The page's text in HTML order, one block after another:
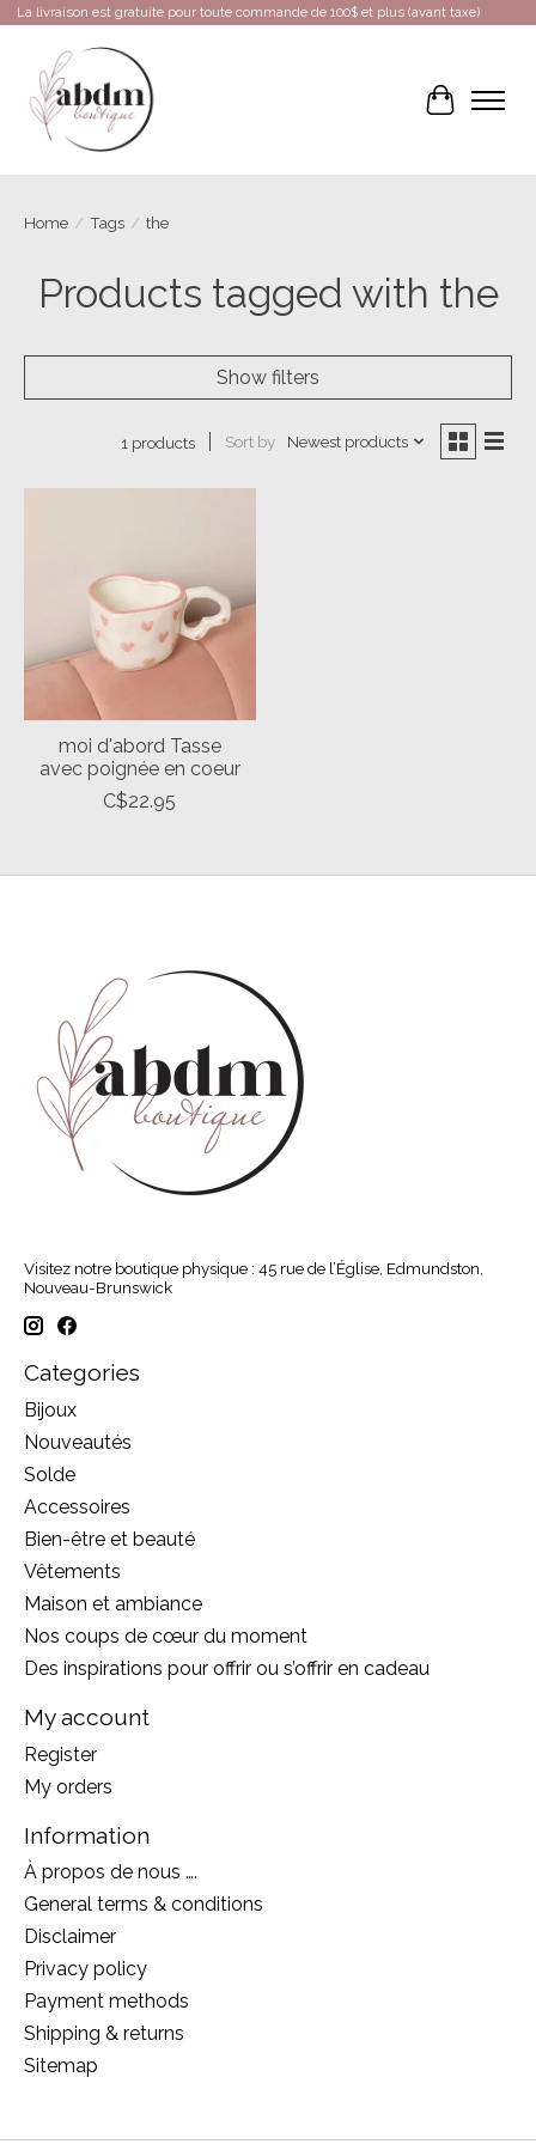
La livraison est gratuite pour toute commande de 100$ et plus (avant taxe)
Cart
Home / Tags / the
Products tagged with the
Show filters
1 products Sort by Newest products
moi d'abord Tasse
avec poignée en coeur
C$22.95
Visitez notre boutique physique : 45 rue de l’Église, Edmundston,
Nouveau-Brunswick
Categories
Bijoux
Nouveautés
Solde
Accessoires
Bien-être et beauté
Vêtements
Maison et ambiance
Nos coups de cœur du moment
Des inspirations pour offrir ou s’offrir en cadeau
My account
Register
My orders
Information
À propos de nous ….
General terms & conditions
Disclaimer
Privacy policy
Payment methods
Shipping & returns
Sitemap